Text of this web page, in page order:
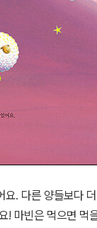
요. 다른 양들보다
! 마빈은 먹으면 먹